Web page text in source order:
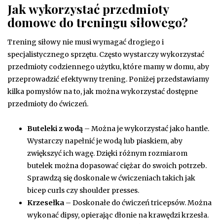
Jak wykorzystać przedmioty
domowe do treningu siłowego?
Trening siłowy nie musi wymagać drogiego i
specjalistycznego sprzętu. Często wystarczy wykorzystać
przedmioty codziennego użytku, które mamy w domu, aby
przeprowadzić efektywny trening. Poniżej przedstawiamy
kilka pomysłów na to, jak można wykorzystać dostępne
przedmioty do ćwiczeń.
Buteleki z wodą – Można je wykorzystać jako hantle.
Wystarczy napełnić je wodą lub piaskiem, aby
zwiększyć ich wagę. Dzięki różnym rozmiarom
butelek można dopasować ciężar do swoich potrzeb.
Sprawdzą się doskonale w ćwiczeniach takich jak
bicep curls czy shoulder presses.
Krzesełka – Doskonałe do ćwiczeń tricepsów. Można
wykonać dipsy, opierając dłonie na krawędzi krzesła.